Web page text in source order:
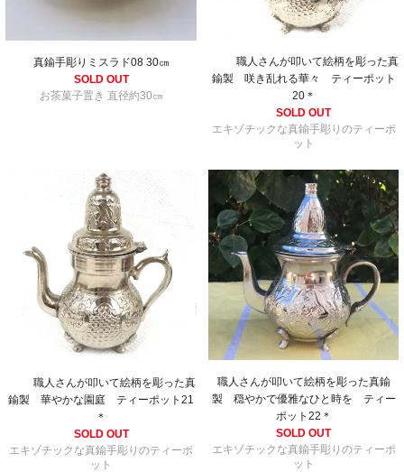
真鍮手彫りミスラド08 30㎝
SOLD OUT
お茶菓子置き 直径約30㎝
職人さんが叩いて絵柄を彫った真
鍮製 咲き乱れる華々 ティーポット
20＊
SOLD OUT
エキゾチックな真鍮手彫りのティーポ
ット
職人さんが叩いて絵柄を彫った真
鍮製 華やかな園庭 ティーポット21
＊
SOLD OUT
エキゾチックな真鍮手彫りのティーポ
ット
職人さんが叩いて絵柄を彫った真鍮
製 穏やかで優雅なひと時を ティー
ポット22＊
SOLD OUT
エキゾチックな真鍮手彫りのティーポ
ット